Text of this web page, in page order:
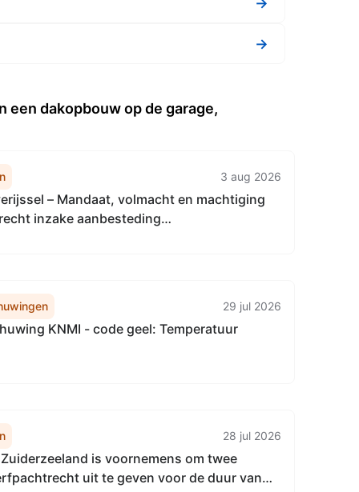
→
een dakopbouw op de garage,
3 aug 2026
– Mandaat, volmacht en machtiging
inzake aanbesteding
29 jul 2026
KNMI - code geel: Temperatuur
28 jul 2026
is voornemens om twee
uit te geven voor de duur van